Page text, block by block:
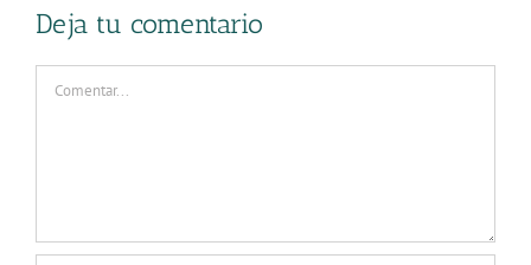
Deja tu comentario
Comentar